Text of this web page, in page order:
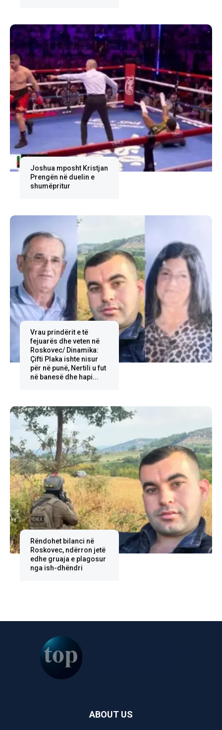
Joshua mposht Kristjan
Prengën në duelin e
shumëpritur
Vrau prindërit e të
fejuarës dhe veten në
Roskovec/ Dinamika:
Çifti Plaka ishte nisur
për në punë, Nertili u fut
në banesë dhe hapi...
Rëndohet bilanci në
Roskovec, ndërron jetë
edhe gruaja e plagosur
nga ish-dhëndri
ABOUT US